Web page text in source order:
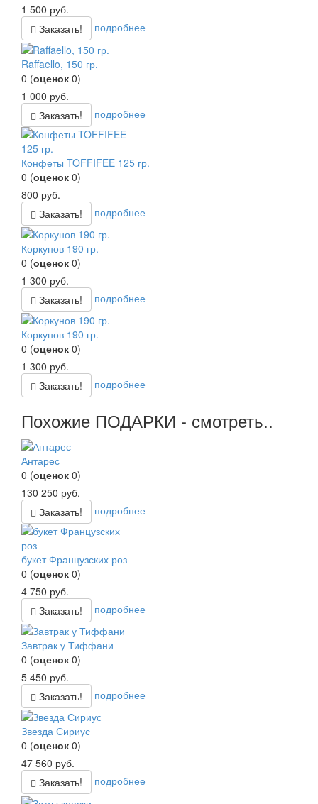
1 500 руб.
Заказать!
подробнее
Raffaello, 150 гр.
0 (оценок 0)
1 000 руб.
Заказать!
подробнее
Конфеты TOFFIFEE 125 гр.
0 (оценок 0)
800 руб.
Заказать!
подробнее
Коркунов 190 гр.
0 (оценок 0)
1 300 руб.
Заказать!
подробнее
Коркунов 190 гр.
0 (оценок 0)
1 300 руб.
Заказать!
подробнее
Похожие ПОДАРКИ - смотреть..
Антарес
0 (оценок 0)
130 250 руб.
Заказать!
подробнее
букет Французских роз
0 (оценок 0)
4 750 руб.
Заказать!
подробнее
Завтрак у Тиффани
0 (оценок 0)
5 450 руб.
Заказать!
подробнее
Звезда Сириус
0 (оценок 0)
47 560 руб.
Заказать!
подробнее